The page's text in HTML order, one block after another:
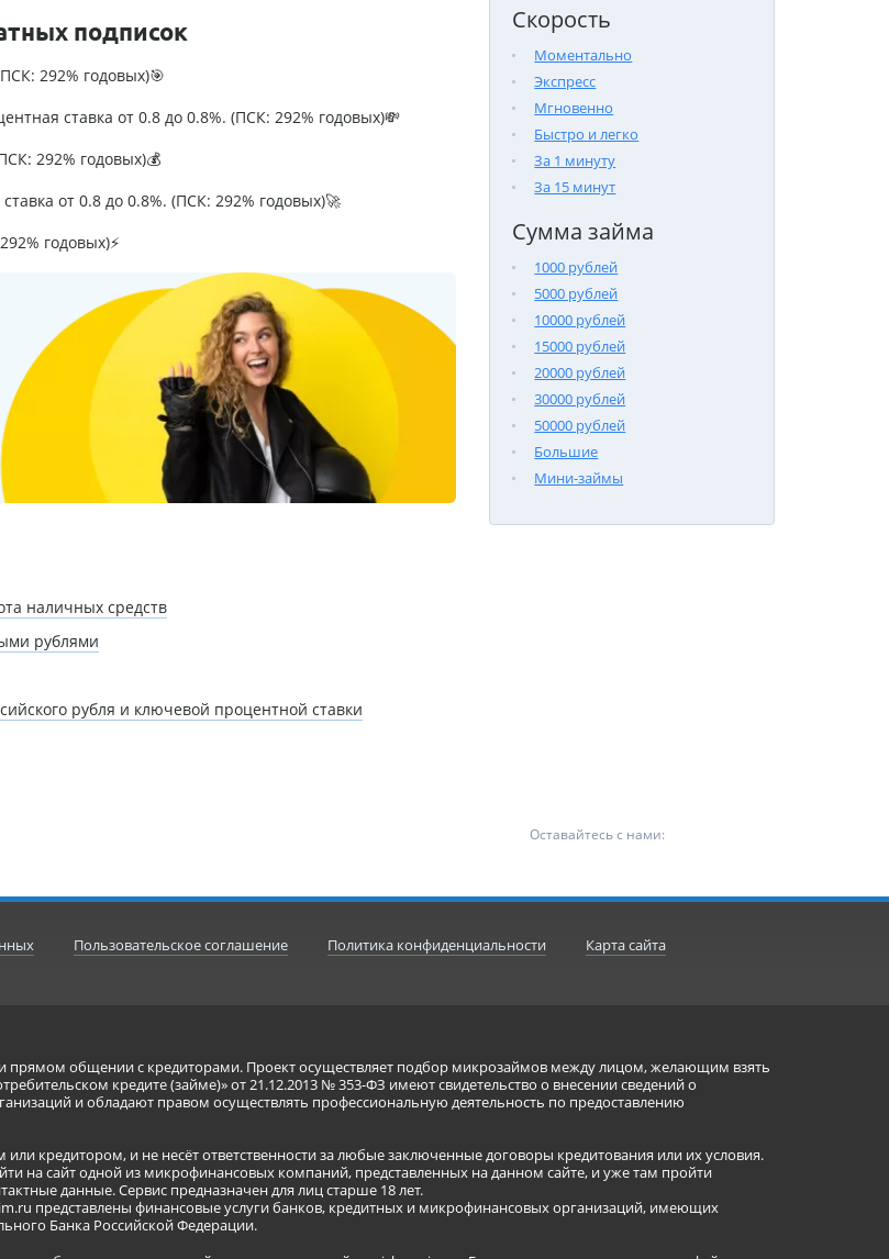
Скорость
Моментально
Экспресс
Мгновенно
Быстро и легко
За 1 минуту
За 15 минут
Сумма займа
1000 рублей
5000 рублей
10000 рублей
15000 рублей
20000 рублей
30000 рублей
50000 рублей
Большие
Мини-займы
подписок
292% годовых)🎯
ставка от 0.8 до 0.8%. (ПСК: 292% годовых)💸
292% годовых)💰
от 0.8 до 0.8%. (ПСК: 292% годовых)🚀
годовых)⚡
наличных средств
рублями
рубля и ключевой процентной ставки
Оставайтесь с нами:
Пользовательское соглашение Политика конфиденциальности Карта сайта
прямом общении с кредиторами. Проект осуществляет подбор микрозаймов между лицом, желающим взять
кредите (займе)» от 21.12.2013 № 353-ФЗ имеют свидетельство о внесении сведений о
и обладают правом осуществлять профессиональную деятельность по предоставлению
кредитором, и не несёт ответственности за любые заключенные договоры кредитования или их условия.
на сайт одной из микрофинансовых компаний, представленных на данном сайте, и уже там пройти
данные. Сервис предназначен для лиц старше 18 лет.
представлены финансовые услуги банков, кредитных и микрофинансовых организаций, имеющих
Банка Российской Федерации.